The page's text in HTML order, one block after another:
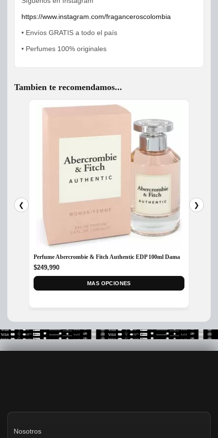
https://www.instagram.com/fraganceroscolombia
• Envíos GRATIS a todo el país
• Perfumes 100% originales
Tambien te recomendamos...
❮
Perfume Abercrombie & Fitch Authentic EDP 100ml Dama
$249,990
MAS OPCIONES
❯
Nosotros